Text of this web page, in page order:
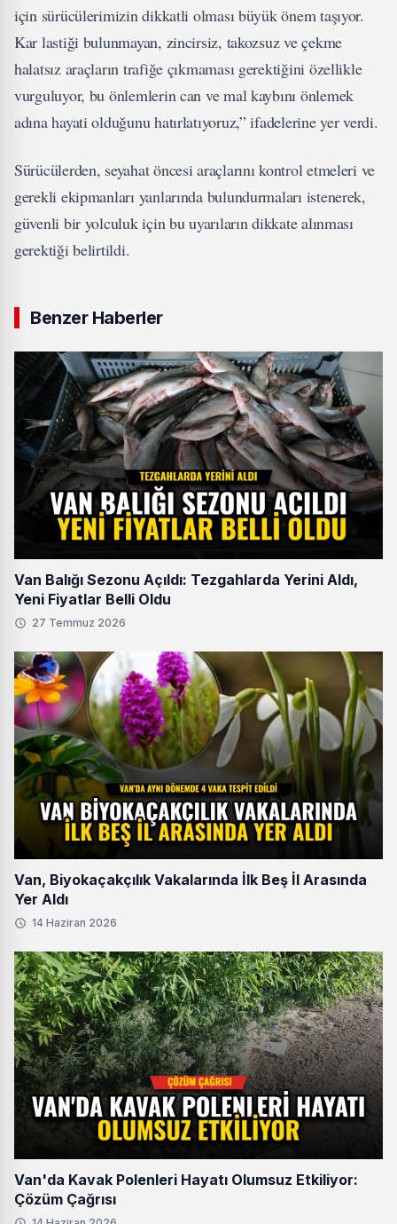
için sürücülerimizin dikkatli olması büyük önem taşıyor.
Kar lastiği bulunmayan, zincirsiz, takozsuz ve çekme
halatsız araçların trafiğe çıkmaması gerektiğini özellikle
vurguluyor, bu önlemlerin can ve mal kaybını önlemek
adına hayati olduğunu hatırlatıyoruz,” ifadelerine yer verdi.
Sürücülerden, seyahat öncesi araçlarını kontrol etmeleri ve
gerekli ekipmanları yanlarında bulundurmaları istenerek,
güvenli bir yolculuk için bu uyarıların dikkate alınması
gerektiği belirtildi.
Benzer Haberler
Van Balığı Sezonu Açıldı: Tezgahlarda Yerini Aldı,
Yeni Fiyatlar Belli Oldu
27 Temmuz 2026
Van, Biyokaçakçılık Vakalarında İlk Beş İl Arasında
Yer Aldı
14 Haziran 2026
Van'da Kavak Polenleri Hayatı Olumsuz Etkiliyor:
Çözüm Çağrısı